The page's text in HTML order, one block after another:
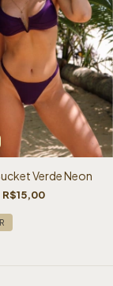
Verde Neon
R$15,00